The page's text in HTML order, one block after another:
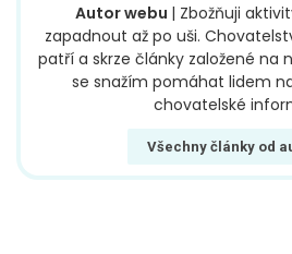
Autor webu | Zbožňuji
zapadnout až po uši.
patří a skrze články založené na
se snažím pomáhat lidem
chovatelské
Všechny články od